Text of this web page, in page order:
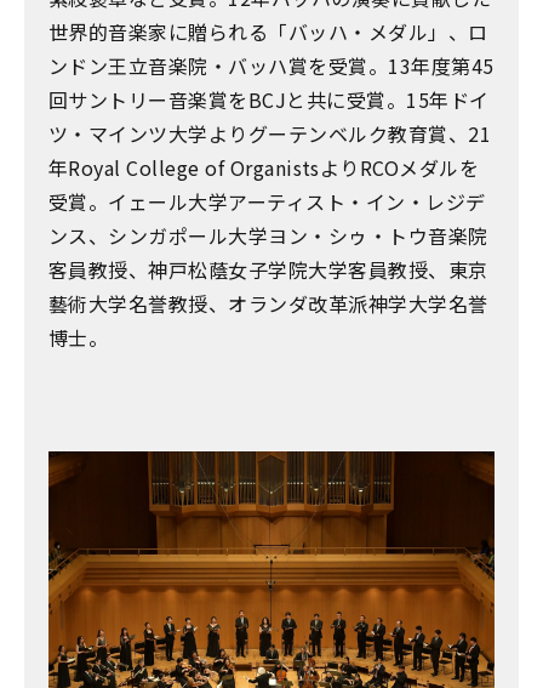
世界的音楽家に贈られる「バッハ・メダル」、ロ
ンドン王立音楽院・バッハ賞を受賞。13年度第45
回サントリー音楽賞をBCJと共に受賞。15年ドイ
ツ・マインツ大学よりグーテンベルク教育賞、21
年Royal College of OrganistsよりRCOメダルを
受賞。イェール大学アーティスト・イン・レジデ
ンス、シンガポール大学ヨン・シゥ・トウ音楽院
客員教授、神戸松蔭女子学院大学客員教授、東京
藝術大学名誉教授、オランダ改革派神学大学名誉
博士。